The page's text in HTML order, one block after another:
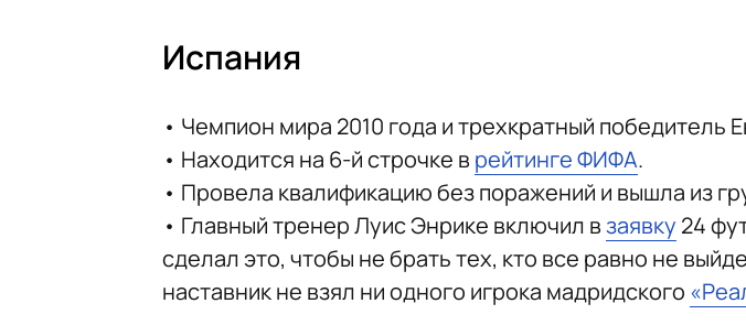
Испания
• Чемпион мира 2010 года и трехкратный победитель
• Находится на 6-й строчке в рейтинге ФИФА.
• Провела квалификацию без поражений и вышла из
• Главный тренер Луис Энрике включил взаявку 24
сделал это, чтобы не брать тех, кто все равно не
наставник не взял ни одного игрока мадридского